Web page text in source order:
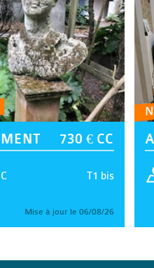
730 € CC
T1 bis
Mise à jour le 06/08/26